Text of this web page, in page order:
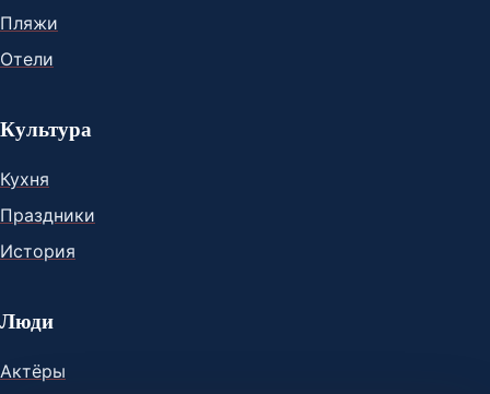
Пляжи
Отели
Культура
Кухня
Праздники
История
Люди
Актёры